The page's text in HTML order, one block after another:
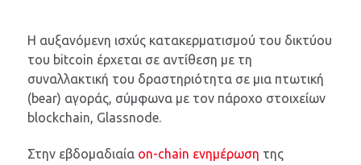
Η αυξανόμενη ισχύς κατακερματισμού του δικτύου
του bitcoin έρχεται σε αντίθεση με τη
συναλλακτική του δραστηριότητα σε μια πτωτική
(bear) αγοράς, σύμφωνα με τον πάροχο στοιχείων
blockchain, Glassnode.
Στην εβδομαδιαία on-chain ενημέρωση της